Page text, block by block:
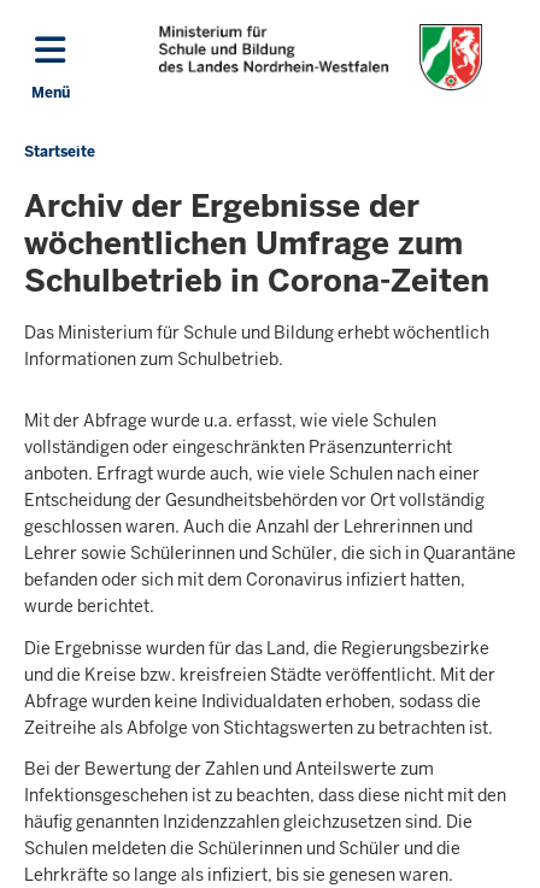
Direkt zum Inhalt
Menü
Sie
sich
hier
Startseite
Archiv der Ergebnisse der
wöchentlichen Umfrage zum
Schulbetrieb in Corona-Zeiten
Das Ministerium für Schule und Bildung erhebt wöchentlich
Informationen zum Schulbetrieb.
Mit der Abfrage wurde u.a. erfasst, wie viele Schulen
vollständigen oder eingeschränkten Präsenzunterricht
anboten. Erfragt wurde auch, wie viele Schulen nach einer
Entscheidung der Gesundheitsbehörden vor Ort vollständig
geschlossen waren. Auch die Anzahl der Lehrerinnen und
Lehrer sowie Schülerinnen und Schüler, die sich in Quarantäne
befanden oder sich mit dem Coronavirus infiziert hatten,
wurde berichtet.
Die Ergebnisse wurden für das Land, die Regierungsbezirke
und die Kreise bzw. kreisfreien Städte veröffentlicht. Mit der
Abfrage wurden keine Individualdaten erhoben, sodass die
Zeitreihe als Abfolge von Stichtagswerten zu betrachten ist.
Bei der Bewertung der Zahlen und Anteilswerte zum
Infektionsgeschehen ist zu beachten, dass diese nicht mit den
häufig genannten Inzidenzzahlen gleichzusetzen sind. Die
Schulen meldeten die Schülerinnen und Schüler und die
Lehrkräfte so lange als infiziert, bis sie genesen waren.